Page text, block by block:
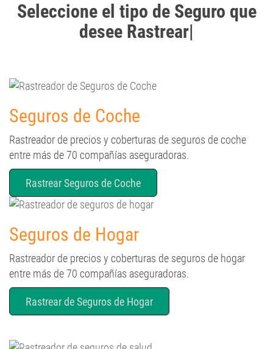
Seleccione el tipo de Seguro que
desee Rastrear|
Seguros de Coche
Rastreador de precios y coberturas de seguros de coche
entre más de 70 compañías aseguradoras.
Rastrear Seguros de Coche
Seguros de Hogar
Rastreador de precios y coberturas de seguros de hogar
entre más de 70 compañías aseguradoras.
Rastrear de Seguros de Hogar